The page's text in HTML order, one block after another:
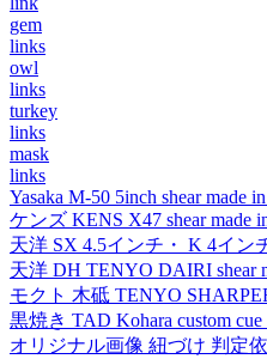
gem
links
owl
links
turkey
links
mask
links
Yasaka M-50 5inch shear made
ケンズ KENS X47 shear made
天洋 SX 4.5インチ・ K 4イン
天洋 DH TENYO DAIRI shear
モクト 木砥 TENYO
黒焼き TAD Kohara custom
オリジナル画像 紐づけ 判定依